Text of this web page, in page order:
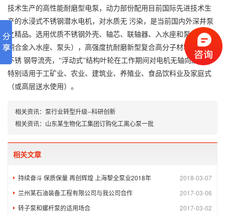
技术生产的高性能耐磨型电泵，动力部份配用目前国际先进技术生
产的水浸式不锈钢潜水电机，对水质无 污染，是当前国内外深井泵
之精品。选用优质不锈钢外壳、轴芯、联轴器、入水座和泵头（或
铜合金入水座、泵头），高强度抗耐磨新型复合高分子材料叶轮和
不锈 钢导流壳，“浮动式”结构叶轮在工作期间对电机无轴向压力。
特别适用于工矿业、农业、建筑业、养殖业、食品饮料业及家庭式
（或高层送水使用）。
相关资讯： 泵行业转型升级--科研创新
相关资讯： 山东某生物化工集团订购化工离心泵一批
相关文章
2018-03-07
持续奋斗 保质保量 再创辉煌 上海黎全泵业2018年
2017-03-06
兰州某石油装备工程有限公司与我公司合作
2017-03-02
转子泵和螺杆泵的适用场合